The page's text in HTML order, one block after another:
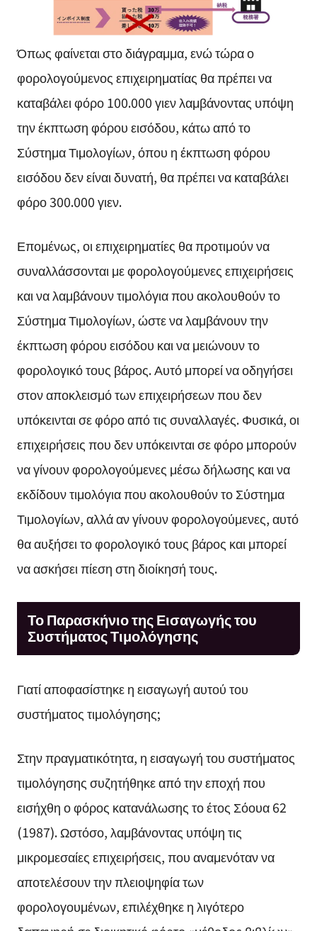
Όπως φαίνεται στο διάγραμμα, ενώ τώρα ο
φορολογούμενος επιχειρηματίας θα πρέπει να
καταβάλει φόρο 100.000 γιεν λαμβάνοντας υπόψη
την έκπτωση φόρου εισόδου, κάτω από το
Σύστημα Τιμολογίων, όπου η έκπτωση φόρου
εισόδου δεν είναι δυνατή, θα πρέπει να καταβάλει
φόρο 300.000 γιεν.
Επομένως, οι επιχειρηματίες θα προτιμούν να
συναλλάσσονται με φορολογούμενες επιχειρήσεις
και να λαμβάνουν τιμολόγια που ακολουθούν το
Σύστημα Τιμολογίων, ώστε να λαμβάνουν την
έκπτωση φόρου εισόδου και να μειώνουν το
φορολογικό τους βάρος. Αυτό μπορεί να οδηγήσει
στον αποκλεισμό των επιχειρήσεων που δεν
υπόκεινται σε φόρο από τις συναλλαγές. Φυσικά, οι
επιχειρήσεις που δεν υπόκεινται σε φόρο μπορούν
να γίνουν φορολογούμενες μέσω δήλωσης και να
εκδίδουν τιμολόγια που ακολουθούν το Σύστημα
Τιμολογίων, αλλά αν γίνουν φορολογούμενες, αυτό
θα αυξήσει το φορολογικό τους βάρος και μπορεί
να ασκήσει πίεση στη διοίκησή τους.
Το Παρασκήνιο της Εισαγωγής του
Συστήματος Τιμολόγησης
Γιατί αποφασίστηκε η εισαγωγή αυτού του
συστήματος τιμολόγησης;
Στην πραγματικότητα, η εισαγωγή του συστήματος
τιμολόγησης συζητήθηκε από την εποχή που
εισήχθη ο φόρος κατανάλωσης το έτος Σόουα 62
(1987). Ωστόσο, λαμβάνοντας υπόψη τις
μικρομεσαίες επιχειρήσεις, που αναμενόταν να
αποτελέσουν την πλειοψηφία των
φορολογουμένων, επιλέχθηκε η λιγότερο